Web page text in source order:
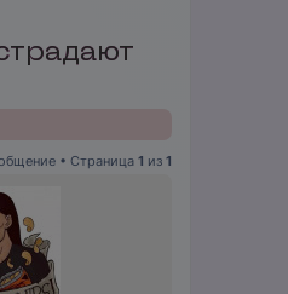
• Страница 1 из 1